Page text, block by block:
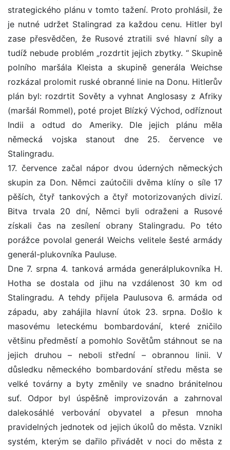
strategického plánu v tomto tažení. Proto prohlásil, že
je nutné udržet Stalingrad za každou cenu. Hitler byl
zase přesvědčen, že Rusové ztratili své hlavní síly a
tudíž nebude problém „rozdrtit jejich zbytky. “ Skupině
polního maršála Kleista a skupině generála Weichse
rozkázal prolomit ruské obranné linie na Donu. Hitlerův
plán byl: rozdrtit Sověty a vyhnat Anglosasy z Afriky
(maršál Rommel), poté projet Blízký Východ, odříznout
Indii a odtud do Ameriky. Dle jejich plánu měla
německá vojska stanout dne 25. července ve
Stalingradu.
17. července začal nápor dvou úderných německých
skupin za Don. Němci zaútočili dvěma klíny o síle 17
pěších, čtyř tankových a čtyř motorizovaných divizí.
Bitva trvala 20 dní, Němci byli odraženi a Rusové
získali čas na zesílení obrany Stalingradu. Po této
porážce povolal generál Weichs velitele šesté armády
generál-plukovníka Pauluse.
Dne 7. srpna 4. tanková armáda generálplukovníka H.
Hotha se dostala od jihu na vzdálenost 30 km od
Stalingradu. A tehdy přijela Paulusova 6. armáda od
západu, aby zahájila hlavní útok 23. srpna. Došlo k
masovému leteckému bombardování, které zničilo
většinu předměstí a pomohlo Sovětům stáhnout se na
jejich druhou – neboli střední – obrannou linii. V
důsledku německého bombardování středu města se
velké továrny a byty změnily ve snadno bránitelnou
suť. Odpor byl úspěšně improvizován a zahrnoval
dalekosáhlé verbování obyvatel a přesun mnoha
pravidelných jednotek od jejich úkolů do města. Vznikl
systém, kterým se dařilo přivádět v noci do města z